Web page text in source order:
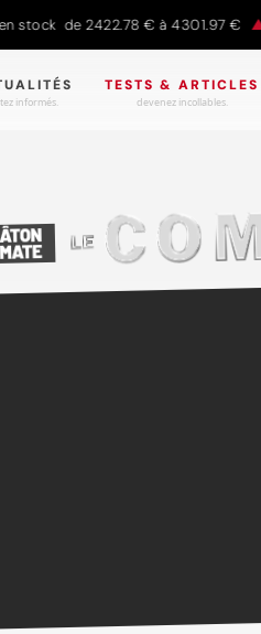
2422.78 € à 4301.97 €
informés.
TESTS & ARTICLES
devenez incollables.